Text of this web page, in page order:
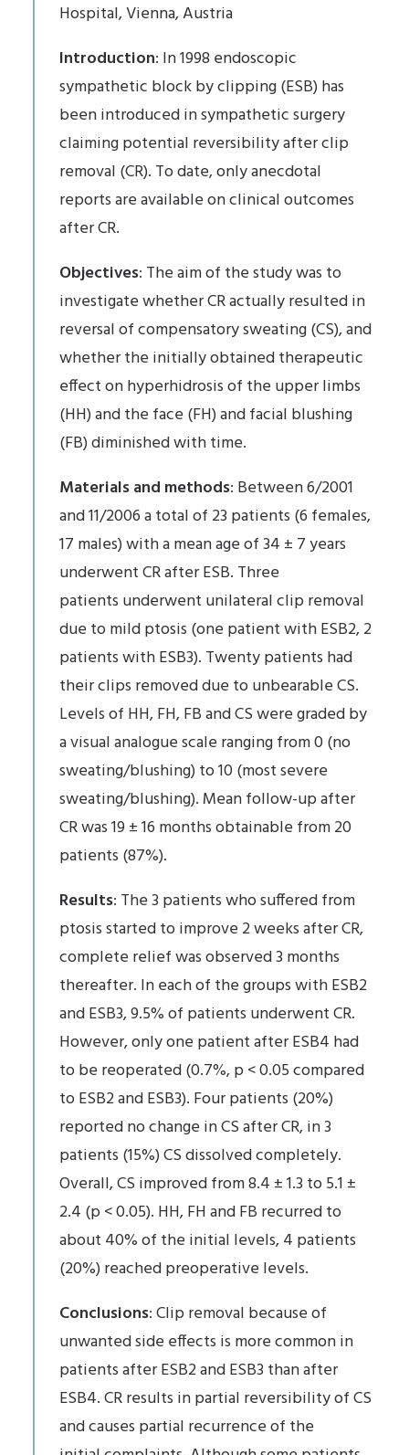
Hospital, Vienna, Austria
Introduction: In 1998 endoscopic
sympathetic block by clipping (ESB) has
been introduced in sympathetic surgery
claiming potential reversibility after clip
removal (CR). To date, only anecdotal
reports are available on clinical outcomes
after CR.
Objectives: The aim of the study was to
investigate whether CR actually resulted in
reversal of compensatory sweating (CS), and
whether the initially obtained therapeutic
effect on hyperhidrosis of the upper limbs
(HH) and the face (FH) and facial blushing
(FB) diminished with time.
Materials and methods: Between 6/2001
and 11/2006 a total of 23 patients (6 females,
17 males) with a mean age of 34 ± 7 years
underwent CR after ESB. Three
patients underwent unilateral clip removal
due to mild ptosis (one patient with ESB2, 2
patients with ESB3). Twenty patients had
their clips removed due to unbearable CS.
Levels of HH, FH, FB and CS were graded by
a visual analogue scale ranging from 0 (no
sweating/blushing) to 10 (most severe
sweating/blushing). Mean follow-up after
CR was 19 ± 16 months obtainable from 20
patients (87%).
Results: The 3 patients who suffered from
ptosis started to improve 2 weeks after CR,
complete relief was observed 3 months
thereafter. In each of the groups with ESB2
and ESB3, 9.5% of patients underwent CR.
However, only one patient after ESB4 had
to be reoperated (0.7%, p < 0.05 compared
to ESB2 and ESB3). Four patients (20%)
reported no change in CS after CR, in 3
patients (15%) CS dissolved completely.
Overall, CS improved from 8.4 ± 1.3 to 5.1 ±
2.4 (p < 0.05). HH, FH and FB recurred to
about 40% of the initial levels, 4 patients
(20%) reached preoperative levels.
Conclusions: Clip removal because of
unwanted side effects is more common in
patients after ESB2 and ESB3 than after
ESB4. CR results in partial reversibility of CS
and causes partial recurrence of the